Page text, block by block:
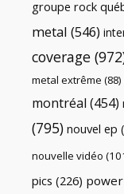
groupe rock
metal (546)
coverage
metal extrême (88)
montréal (454)
(795) nouvel ep
nouvelle vidéo
pics (226)